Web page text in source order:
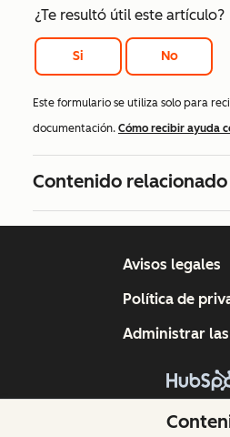
¿Te resultó útil este artículo?
Si No
Este formulario se utiliza solo para
documentación. Cómo recibir ayuda
Contenido relacionado
Copyright © 2026
Avisos legales
Política de
Administrar